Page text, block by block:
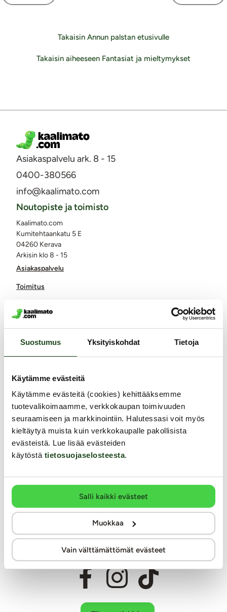
Suostumus Yksityiskohdat Tietoja
Käytämme evästeitä
Käytämme evästeitä (cookies) kehittääksemme
tuotevalikoimaamme, verkkokaupan toimivuuden
seuraamiseen ja markkinointiin. Halutessasi voit myös
kieltäytyä muista kuin verkkokaupalle pakollisista
evästeistä. Lue lisää evästeiden
käytöstä tietosuojaselosteesta.
Salli kaikki evästeet
Muokkaa
Vain välttämättömät evästeet
Takaisin Annun palstan etusivulle
Takaisin aiheeseen Fantasiat ja mieltymykset
Asiakaspalvelu ark. 8 - 15
0400-380566
info@kaalimato.com
Asiakaspalvelu
Toimitus
Lähetysseuranta
Saavutettavuusseloste
Markkinointi ja yhteistyöt
Noutopiste ja toimisto
Kaalimato.com
Kumitehtaankatu 5 E
04260 Kerava
Arkisin klo 8 - 15
Miksi juuri Kaalimato.com
Laaja ja monipuolinen valikoima eroottisia tuotteita
Arkisin ennen klo 14 tehdyt tilaukset lähetetään vielä samana
päivänä
Aina huomaamaton paketti
Paljon joustavia toimitustapoja alk. 0 €
Laaja valikoima helppoja maksutapoja
Asiantunteva henkilökunta
Ystävällinen ja auttava asiakaspalvelu
100% kotimainen verkkokauppa
Seuraa meitä somessa